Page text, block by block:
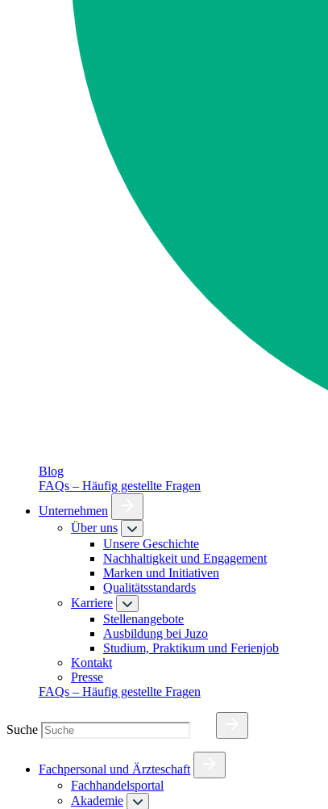
Blog
FAQs – Häufig gestellte Fragen
Unternehmen
Über uns
Unsere Geschichte
Nachhaltigkeit und Engagement
Marken und Initiativen
Qualitätsstandards
Karriere
Stellenangebote
Ausbildung bei Juzo
Studium, Praktikum und Ferienjob
Kontakt
Presse
FAQs – Häufig gestellte Fragen
Suche
Fachpersonal und Ärzteschaft
Fachhandelsportal
Akademie